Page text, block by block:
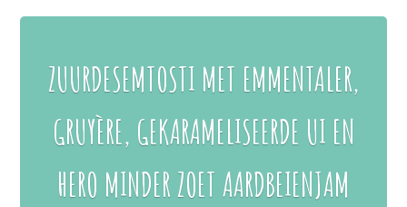
ZUURDESEMTOSTI MET EMMENTALER,
GRUYÈRE, GEKARAMELISEERDE UI EN
HERO MINDER ZOET AARDBEIENJAM